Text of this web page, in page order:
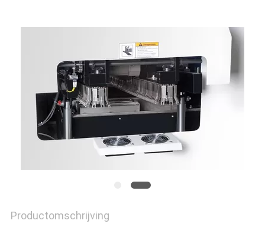
SITEMAP
PRIVACY
POLICY
Productomschrijving